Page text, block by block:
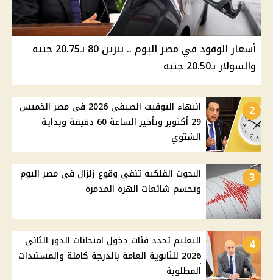
أسعار الوقود في مصر اليوم .. بنزين 80 بـ20.75 جنيه
والسولار بـ20.50 جنيه
2
انتهاء التوقيت الصيفي 2026 في مصر الخميس
29 أكتوبر وتأخير الساعة 60 دقيقة وبداية
الشتوي
3
البحوث الفلكية تنفي وقوع زلزال في مصر اليوم
وتحسم شائعات الهزة المدمرة
4
التعليم تحدد فئات دخول امتحانات الدور الثاني
2026 للثانوية العامة بالدرجة كاملة والمستندات
المطلوبة